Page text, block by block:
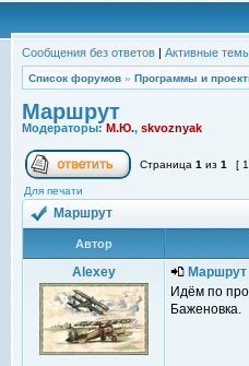
Сообщения без ответов | Активные
Список форумов » Программы и
Маршрут
Модераторы: М.Ю., skvoznyak
Страница 1 из 1 [
Для печати
Маршрут
Автор
Alexey
Маршрут
Идём по
Баженовка.